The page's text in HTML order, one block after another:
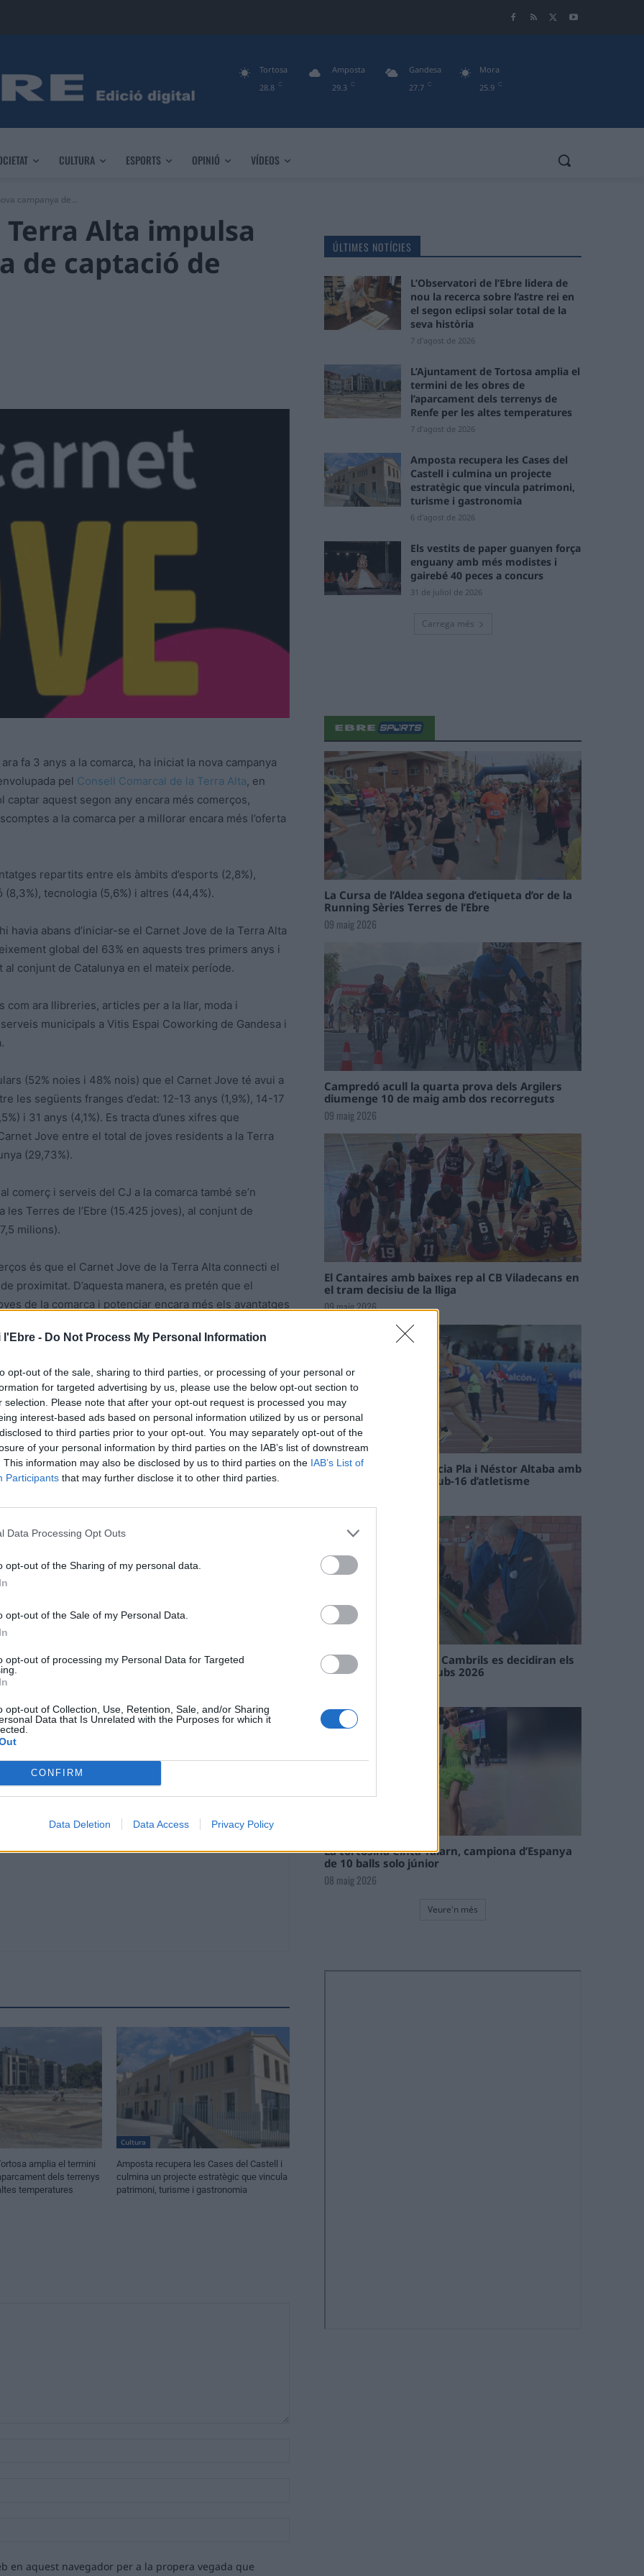
l'Ebre - Do Not Process My Personal Information
opt-out of the sale, sharing to third parties, or processing of your personal or
for targeted advertising by us, please use the below opt-out section to
selection. Please note that after your opt-out request is processed you may
interest-based ads based on personal information utilized by us or personal
to third parties prior to your opt-out. You may separately opt-out of the
of your personal information by third parties on the IAB’s list of downstream
This information may also be disclosed by us to third parties on the IAB’s List of
Participants that may further disclose it to other third parties.
Data Processing Opt Outs
opt-out of the Sharing of my personal data.
opt-out of the Sale of my Personal Data.
opt-out of processing my Personal Data for Targeted
opt-out of Collection, Use, Retention, Sale, and/or Sharing
Data that Is Unrelated with the Purposes for which it
CONFIRM
Data Deletion Data Access Privacy Policy
28.8 C
Tortosa
29.3 C
Amposta
27.7 C
Gandesa
25.9 C
Mora
CULTURA ESPORTS OPINIÓ VÍDEOS
campanya de...
Terra Alta impulsa
de captació de
fa 3 anys a la comarca, ha iniciat la nova campanya
pel Consell Comarcal de la Terra Alta, en
captar aquest segon any encara més comerços,
a la comarca per a millorar encara més l’oferta
repartits entre els àmbits d’esports (2,8%),
tecnologia (5,6%) i altres (44,4%).
abans d’iniciar-se el Carnet Jove de la Terra Alta
global del 63% en aquests tres primers anys i
conjunt de Catalunya en el mateix període.
com ara llibreries, articles per a la llar, moda i
municipals a Vitis Espai Coworking de Gandesa i
(52% noies i 48% nois) que el Carnet Jove té avui a
les següents franges d’edat: 12-13 anys (1,9%), 14-17
i 31 anys (4,1%). Es tracta d’unes xifres que
Jove entre el total de joves residents a la Terra
(29,73%).
comerç i serveis del CJ a la comarca també se’n
Terres de l’Ebre (15.425 joves), al conjunt de
milions).
és que el Carnet Jove de la Terra Alta connecti el
proximitat. D’aquesta manera, es pretén que el
de la comarca i potenciar encara més els avantatges
comerços de la Terra Alta a l’oferta del Carnet
comerços que inclou diverses comunicacions i visites
elements promocionals, anuncis en revistes
a les xarxes socials.
als comerços locals és la col·locació d’un distintiu
amb l’eina de geolocalització de l’APP del
del carnet que tenen al seu voltant en el
joves de la Terra Alta mitjançant el web CJ Terra
d’informació del Consell Comarcal i dels
Un total de 35 persones han mort a les carreteres
catalanes en els primers 4 mesos de 2024, un 31,5%
menys que el 2023
amplia el termini
dels terrenys
temperatures
Cultura
Amposta recupera les Cases del Castell i
culmina un projecte estratègic que vincula
patrimoni, turisme i gastronomia
en aquest navegador per a la propera vegada que
ÚLTIMES NOTÍCIES
L’Observatori de l’Ebre lidera de
nou la recerca sobre l’astre rei en
el segon eclipsi solar total de la
seva història
7 d'agost de 2026
L’Ajuntament de Tortosa amplia el
termini de les obres de
l’aparcament dels terrenys de
Renfe per les altes temperatures
7 d'agost de 2026
Amposta recupera les Cases del
Castell i culmina un projecte
estratègic que vincula patrimoni,
turisme i gastronomia
6 d'agost de 2026
Els vestits de paper guanyen força
enguany amb més modistes i
gairebé 40 peces a concurs
31 de juliol de 2026
Carrega més
La Cursa de l’Aldea segona d’etiqueta d’or de la
Running Sèries Terres de l’Ebre
09 maig 2026
Campredó acull la quarta prova dels Argilers
diumenge 10 de maig amb dos recorreguts
09 maig 2026
El Cantaires amb baixes rep al CB Viladecans en
el tram decisiu de la lliga
09 maig 2026
Paula Sintorres, Patrícia Pla i Néstor Altaba amb
la selecció catalana sub-16 d’atletisme
En les tirades de Flix i Cambrils es decidiran els
campions de l’Interclubs 2026
La tortosina Cinta Talarn, campiona d’Espanya
de 10 balls solo júnior
08 maig 2026
Veure'n més